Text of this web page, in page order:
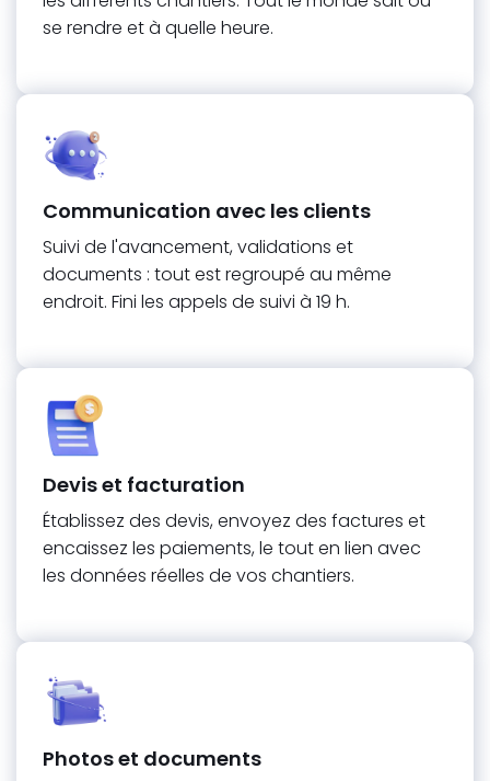
se rendre et à quelle heure.
Communication avec les clients
Suivi de l'avancement, validations et
documents : tout est regroupé au même
endroit. Fini les appels de suivi à 19 h.
Devis et facturation
Établissez des devis, envoyez des factures et
encaissez les paiements, le tout en lien avec
les données réelles de vos chantiers.
Photos et documents